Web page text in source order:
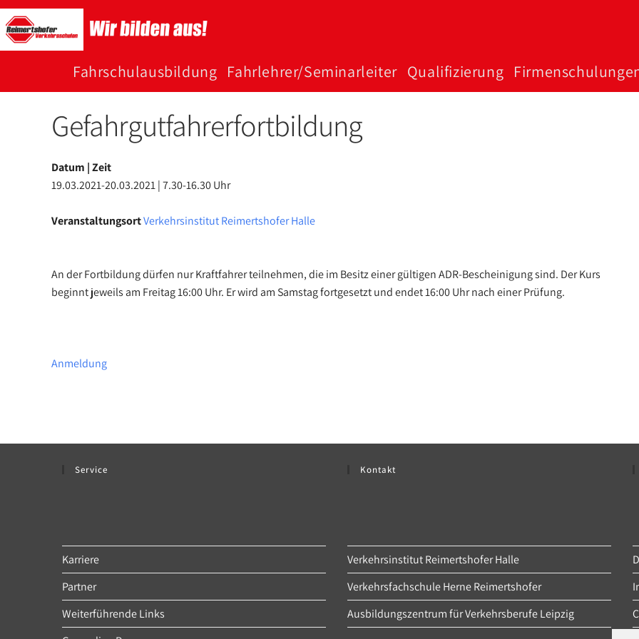
Zum
Inhalt
springen
Fahr­schul­­aus­bildung Fahr­­lehrer/Seminar­­­leiter Qualifizierung
Gefahrgutfahrerfortbildung
Datum | Zeit
19.03.2021-20.03.2021 | 7.30-16.30 Uhr
VeranstaltungsortVerkehrsinstitut Reimertshofer Halle
An der Fortbildung dürfen nur Kraftfahrer teilnehmen, die im Besitz einer gültigen ADR-Bescheinigung sind. Der Kurs
beginnt jeweils am Freitag 16:00 Uhr. Er wird am Samstag fortgesetzt und endet 16:00 Uhr nach einer Prüfung.
Anmeldung
Service
Karriere
Partner
Weiterführende Links
Kontakt
Verkehrsinstitut Reimertshofer Halle
Verkehrsfachschule Herne Reimertshofer
Ausbildungszentrum für Verkehrsberufe Leipzig